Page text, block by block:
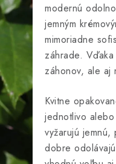
modernú
jemným
mimoriadne
záhrade.
záhonov, ale aj
Kvitne
jednotlivo
vyžarujú
dobre